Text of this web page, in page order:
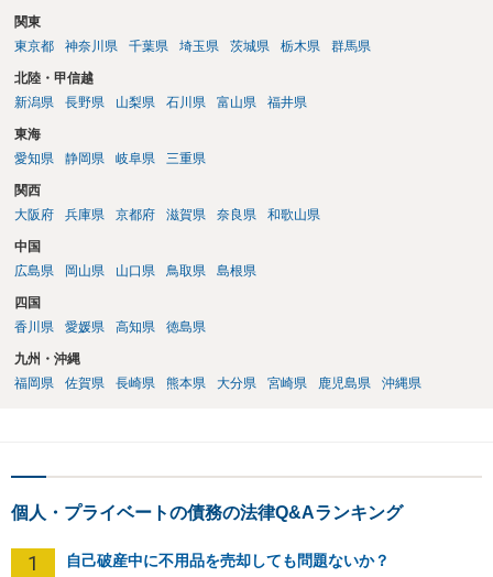
関東
東京都
神奈川県 千葉県 埼玉県 茨城県 栃木県 群馬県
北陸・甲信越
新潟県
長野県 山梨県 石川県 富山県 福井県
東海
愛知県
静岡県 岐阜県 三重県
関西
大阪府
兵庫県 京都府 滋賀県 奈良県 和歌山県
中国
広島県
岡山県 山口県 鳥取県 島根県
四国
香川県
愛媛県 高知県 徳島県
九州・沖縄
福岡県
佐賀県 長崎県 熊本県 大分県 宮崎県 鹿児島県 沖縄県
個人・プライベートの債務の法律Q&Aランキング
1 自己破産中に不用品を売却しても問題ないか？